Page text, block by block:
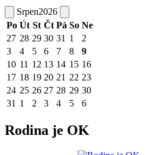
Srpen2026
Po Út St Čt Pá So Ne
27 28 29 30 31 1
2
3
4 5 6 7 8
9
10 11 12 13 14 15 16
17 18 19 20 21 22 23
24 25 26 27 28 29 30
31 1 2 3 4 5 6
Rodina je OK